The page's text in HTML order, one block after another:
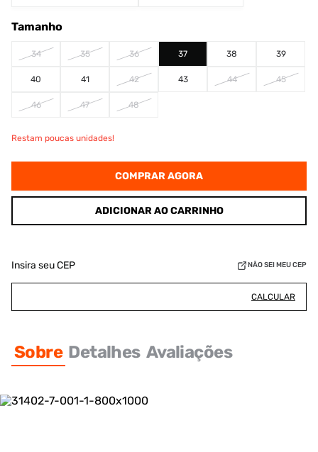
Tamanho
34 35 36 37 38 39
40 41 42 43 44 45
46 47 48
Restam poucas unidades!
COMPRAR AGORA
ADICIONAR AO CARRINHO
Insira seu CEP NÃO SEI MEU CEP
CALCULAR
Sobre Detalhes Avaliações